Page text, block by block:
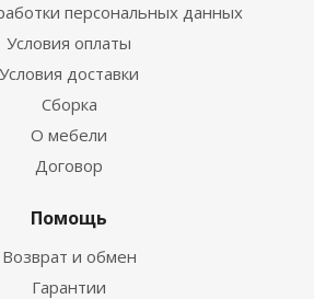
персональных данных
Условия оплаты
Условия доставки
Сборка
О мебели
Договор
Помощь
Возврат и обмен
Гарантии